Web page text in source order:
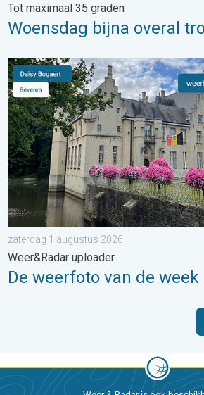
Tot maximaal 35 graden
Woensdag bijna overal
De weerfoto van de week.
zaterdag 1 augustus 2026
Weer&Radar uploader
De weerfoto van de week